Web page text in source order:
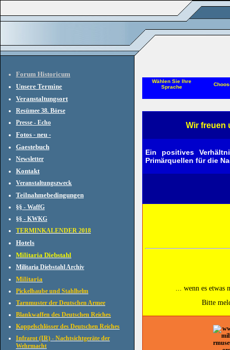
Forum Historicum
Unsere Termine
Veranstaltungsort
Resümee 38. Börse
Presse - Echo
Fotos - neu -
Gaestebuch
Newsletter
Kontakt
Veranstaltungszweck
Teilnahmebedingungen
§§ - WaffG
§§ - KWKG
TERMINKALENDER 2018
Hotels
Militaria Diebstahl
Militaria Diebstahl Archiv
Militaria
Pickelhaube und Stahlhelm
Tarnmuster der Deutschen Armee
Blankwaffen des Deutschen Reiches
Koppelschlösser des Deutschen Reiches
Infrarot (IR) - Nachtsichtgeräte der
Wehrmacht
Wählen Sie Ihre
Sprache
Wir freuen
Ein positives
Primärquellen für die
... wenn es etwas
Bitte